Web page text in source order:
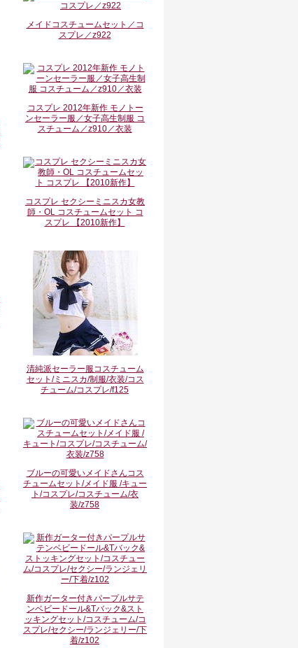
メイドコスチュームセット／コ
スプレ／z922
コスプレ 2012年新作 モノトー
ンセーラー服／女子高生制服 コ
スチューム／z910／衣装
コスプレ セクシーミニスカ女教
師・OL コスチュームセット コ
スプレ 【2010新作】
清純派セーラー服コスチューム
セット/ミニスカ/制服/衣装/コス
チューム/コスプレ/f125
ブルーの可愛いメイドさんコス
チュームセット/メイド服 /キュー
ト/コスプレ/コスチューム/衣
装/z758
新作ガーター付きパープルサテ
ンベビードール&Tバック&スト
ッキングセット/コスチューム/コ
スプレ/セクシー/ランジェリー/下
着/z102